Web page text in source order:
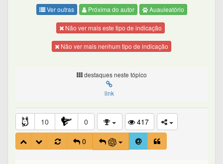
Ver outras Próxima do autor Auauleatório
Não ver mais este tipo de indicação
Não ver mais nenhum tipo de indicação
destaques neste tópico
link
10 0
417
0